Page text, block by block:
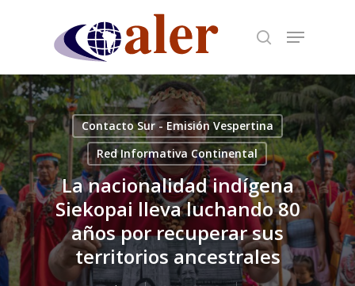
content
Contacto Sur - Emisión Vespertina
Red Informativa Continental
La nacionalidad indígena
Siekopai lleva luchando 80
años por recuperar sus
territorios ancestrales